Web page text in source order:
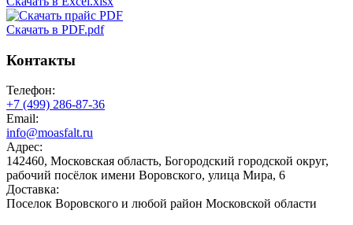
Скачать в PDF.pdf
Контакты
Телефон:
+7 (499) 286-87-36
Email:
info@moasfalt.ru
Адрес:
142460, Московская область, Богородский городской округ,
рабочий посёлок имени Воровского, улица Мира, 6
Доставка:
Поселок Воровского и любой район Московской области